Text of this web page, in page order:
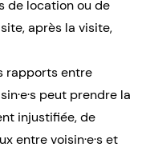
de location ou de
après la visite,
rapports entre
peut prendre la
injustifiée, de
entre voisin·e·s et